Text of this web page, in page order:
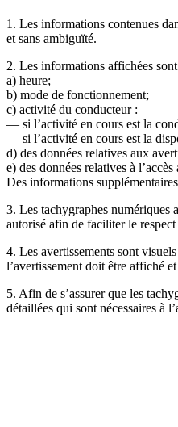
1. Les informations contenues
et sans ambiguïté.
2. Les informations affichées
a) heure;
b) mode de fonctionnement;
c) activité du conducteur :
— si l’activité en cours est la
— si l’activité en cours est la
d) des données relatives aux
e) des données relatives à l’accès
Des informations
3. Les tachygraphes numériques
autorisé afin de faciliter le
4. Les avertissements sont
l’avertissement doit être affiché
5. Afin de s’assurer que les
détaillées qui sont nécessaires à